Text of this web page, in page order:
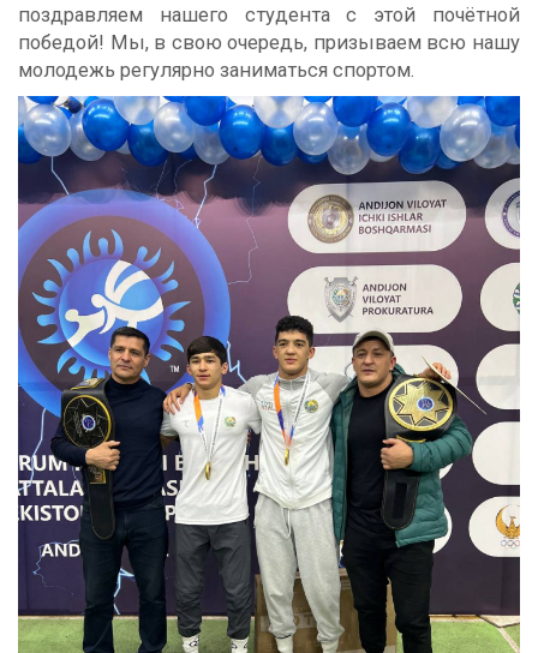
поздравляем нашего студента с этой почётной
победой! Мы, в свою очередь, призываем всю нашу
молодежь регулярно заниматься спортом.